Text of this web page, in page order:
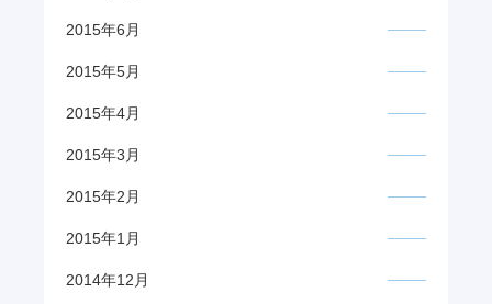
2015年6月
2015年5月
2015年4月
2015年3月
2015年2月
2015年1月
2014年12月